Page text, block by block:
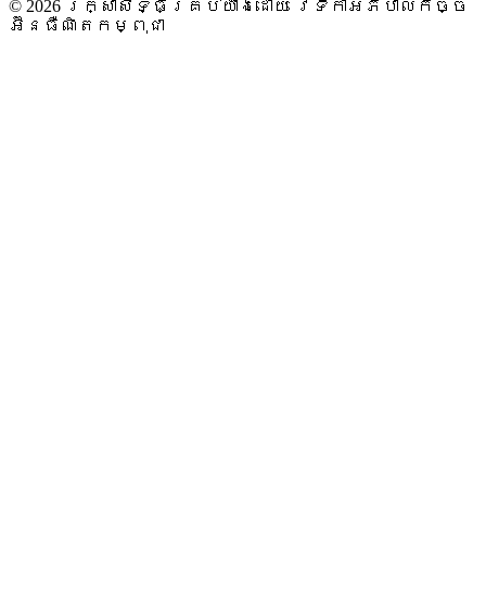
© 2026 រក្សាសិទ្ធិគ្រប់យ៉ាងដោយ វេទិកាអភិបាលកិច្ច
អ៊ីនធឺណិតកម្ពុជា